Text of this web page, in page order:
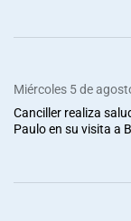
Miércoles 5 de
Canciller realiza
Paulo en su visita a